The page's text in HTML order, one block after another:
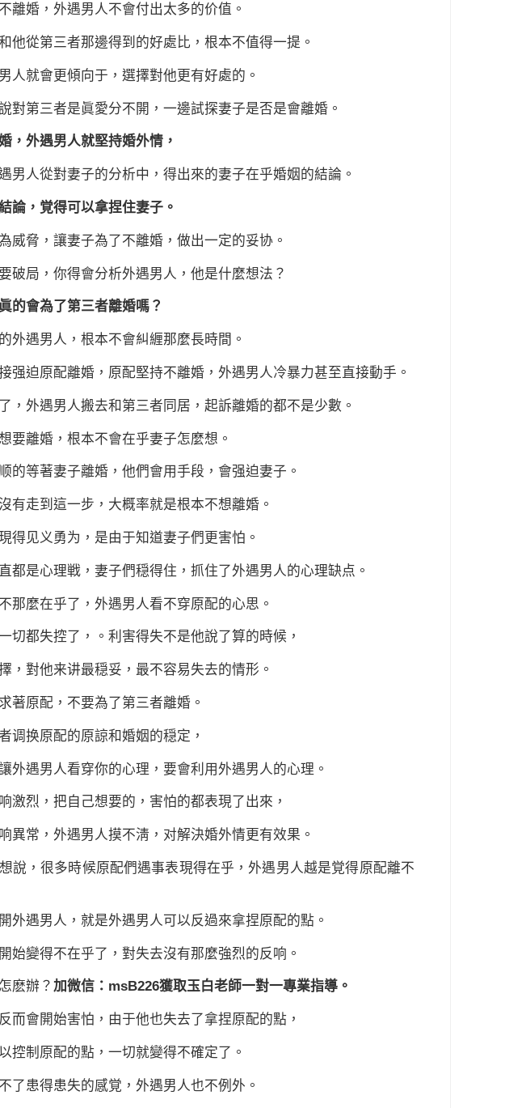
離婚，外遇男人不會付出太多的价值。
他從第三者那邊得到的好處比，根本不值得一提。
人就會更傾向于，選擇對他更有好處的。
對第三者是眞愛分不開，一邊試探妻子是否是會離婚。
，外遇男人就堅持婚外情，
男人從對妻子的分析中，得出來的妻子在乎婚姻的結論。
論，覚得可以拿捏住妻子。
威脅，讓妻子為了不離婚，做出一定的妥协。
破局，你得會分析外遇男人，他是什麼想法？
的會為了第三者離婚嗎？
外遇男人，根本不會糾緾那麼長時間。
强迫原配離婚，原配堅持不離婚，外遇男人冷暴力甚至直接動手。
，外遇男人搬去和第三者同居，起訴離婚的都不是少數。
要離婚，根本不會在乎妻子怎麼想。
的等著妻子離婚，他們會用手段，會强迫妻子。
有走到這一步，大概率就是根本不想離婚。
得见义勇为，是由于知道妻子們更害怕。
都是心理戦，妻子們穏得住，抓住了外遇男人的心理缺点。
那麼在乎了，外遇男人看不穿原配的心思。
切都失控了，。利害得失不是他說了算的時候，
，對他来讲最穏妥，最不容易失去的情形。
著原配，不要為了第三者離婚。
调换原配的原諒和婚姻的穏定，
外遇男人看穿你的心理，要會利用外遇男人的心理。
激烈，把自己想要的，害怕的都表現了出來，
異常，外遇男人摸不淸，对解決婚外情更有效果。
說，很多時候原配們遇事表現得在乎，外遇男人越是覚得原配離不
外遇男人，就是外遇男人可以反過來拿捏原配的點。
始變得不在乎了，對失去沒有那麼強烈的反响。
麽辦？ 加微信：msB226獲取玉白老師一對一專業指導。
而會開始害怕，由于他也失去了拿捏原配的點，
控制原配的點，一切就變得不確定了。
了患得患失的感覚，外遇男人也不例外。